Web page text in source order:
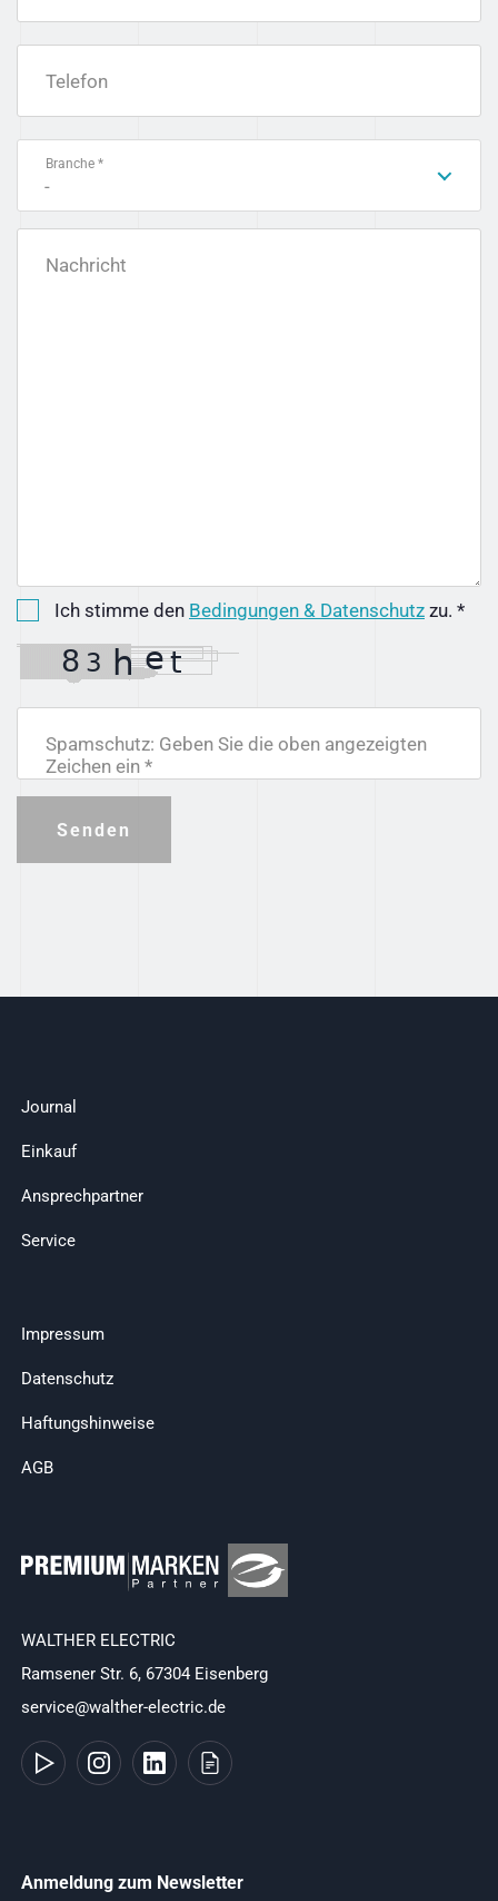
Telefon
Branche *
-
Nachricht
Ich stimme den Bedingungen & Datenschutz zu. *
Spamschutz: Geben Sie die oben angezeigten
Zeichen ein *
Senden
Journal
Einkauf
Ansprechpartner
Service
Impressum
Datenschutz
Haftungshinweise
AGB
WALTHER ELECTRIC
Ramsener Str. 6, 67304 Eisenberg
service@walther-electric.de
Anmeldung zum Newsletter